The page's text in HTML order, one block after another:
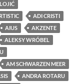
ADI CRISTI
AIUS
AKZENTE
ALEKSY WRÓBEL
AM SCHWARZEN MEER
ANDRA ROTARU